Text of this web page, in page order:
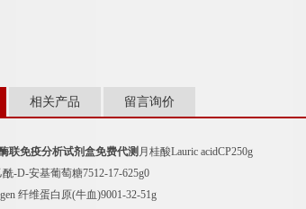
相关产品 留言询价
联免疫分析试剂盒免费代测 月桂酸Lauric acidCP250g
酰-D-安基葡萄糖7512-17-625g0
纤维蛋白原(牛血)9001-32-51g